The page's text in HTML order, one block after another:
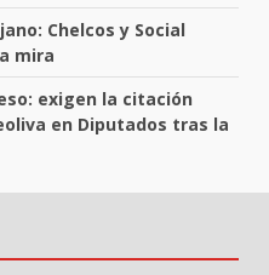
Chelcos y Social
mira
exigen la citación
en Diputados tras la